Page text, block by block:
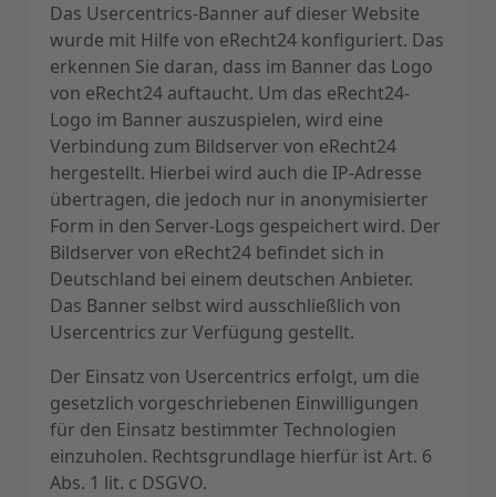
Das Usercentrics-Banner auf dieser Website
wurde mit Hilfe von eRecht24 konfiguriert. Das
erkennen Sie daran, dass im Banner das Logo
von eRecht24 auftaucht. Um das eRecht24-
Logo im Banner auszuspielen, wird eine
Verbindung zum Bildserver von eRecht24
hergestellt. Hierbei wird auch die IP-Adresse
übertragen, die jedoch nur in anonymisierter
Form in den Server-Logs gespeichert wird. Der
Bildserver von eRecht24 befindet sich in
Deutschland bei einem deutschen Anbieter.
Das Banner selbst wird ausschließlich von
Usercentrics zur Verfügung gestellt.
Der Einsatz von Usercentrics erfolgt, um die
gesetzlich vorgeschriebenen Einwilligungen
für den Einsatz bestimmter Technologien
einzuholen. Rechtsgrundlage hierfür ist Art. 6
Abs. 1 lit. c DSGVO.